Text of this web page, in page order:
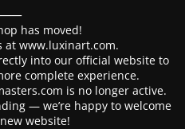
has moved!
at www.luxinart.com.
into our official website to
complete experience.
is no longer active.
— we’re happy to welcome
website!